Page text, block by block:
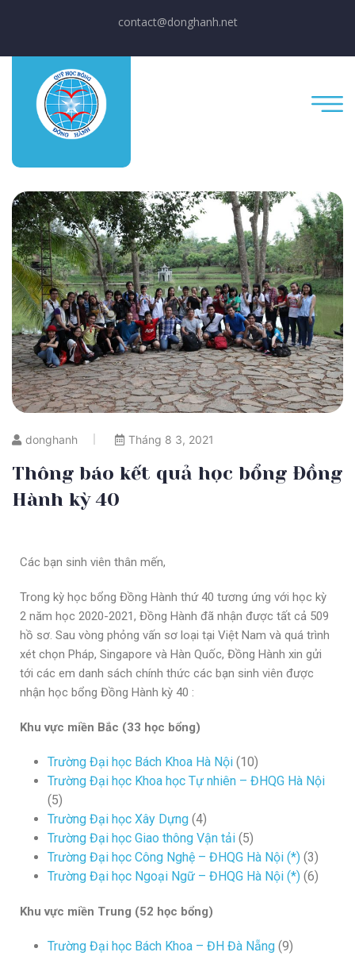
contact@donghanh.net
donghanh Tháng 8 3, 2021
Thông báo kết quả học bổng Đồng
Hành kỳ 40
Các bạn sinh viên thân mến,
Trong kỳ học bổng Đồng Hành thứ 40 tương ứng với học kỳ
2 năm học 2020-2021, Đồng Hành đã nhận được tất cả 509
hồ sơ. Sau vòng phỏng vấn sơ loại tại Việt Nam và quá trình
xét chọn Pháp, Singapore và Hàn Quốc, Đồng Hành xin gửi
tới các em danh sách chính thức các bạn sinh viên được
nhận học bổng Đồng Hành kỳ 40 :
Khu vực miền Bắc (33 học bổng)
Trường Đại học Bách Khoa Hà Nội (10)
Trường Đại học Khoa học Tự nhiên – ĐHQG Hà Nội
(5)
Trường Đại học Xây Dựng (4)
Trường Đại học Giao thông Vận tải (5)
Trường Đại học Công Nghệ – ĐHQG Hà Nội (*) (3)
Trường Đại học Ngoại Ngữ – ĐHQG Hà Nội (*) (6)
Khu vực miền Trung (52 học bổng)
Trường Đại học Bách Khoa – ĐH Đà Nẵng (9)